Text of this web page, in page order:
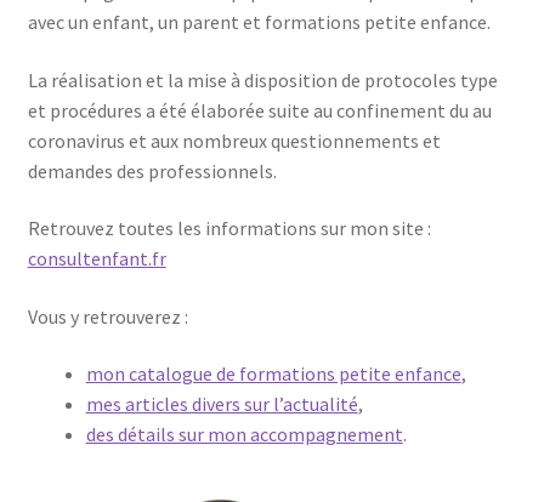
avec un enfant, un parent et formations petite enfance.
La réalisation et la mise à disposition de protocoles type
et procédures a été élaborée suite au confinement du au
coronavirus et aux nombreux questionnements et
demandes des professionnels.
Retrouvez toutes les informations sur mon site :
consultenfant.fr
Vous y retrouverez :
mon catalogue de formations petite enfance,
mes articles divers sur l’actualité,
des détails sur mon accompagnement.